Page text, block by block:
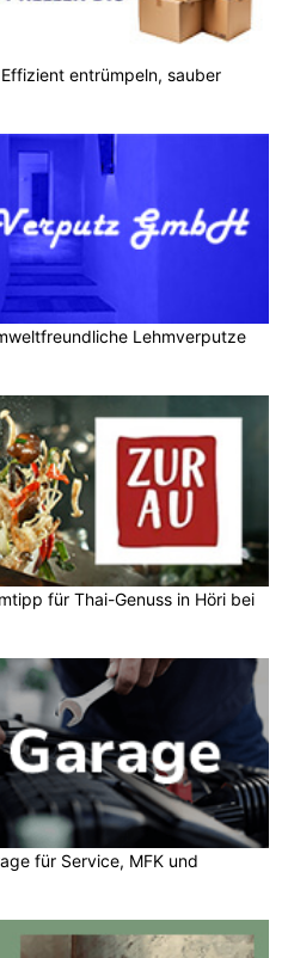
entrümpeln, sauber
Lehmverputze
für Thai-Genuss in Höri bei
für Service, MFK und